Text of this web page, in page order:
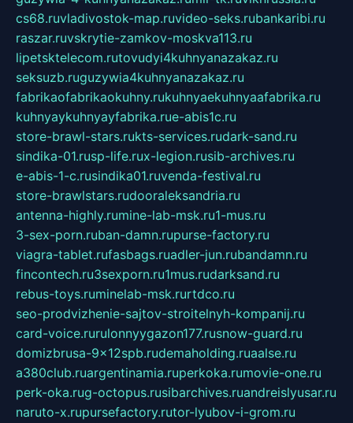
cs68.ruvladivostok-map.ruvideo-seks.rubankaribi.ru
raszar.ruvskrytie-zamkov-moskva113.ru
lipetsktelecom.rutovudyi4kuhnyanazakaz.ru
seksuzb.ruguzywia4kuhnyanazakaz.ru
fabrikaofabrikaokuhny.rukuhnyaekuhnyaafabrika.ru
kuhnyaykuhnyayfabrika.rue-abis1c.ru
store-brawl-stars.rukts-services.rudark-sand.ru
sindika-01.rusp-life.rux-legion.rusib-archives.ru
e-abis-1-c.rusindika01.ruvenda-festival.ru
store-brawlstars.rudooraleksandria.ru
antenna-highly.rumine-lab-msk.ru1-mus.ru
3-sex-porn.ruban-damn.rupurse-factory.ru
viagra-tablet.rufasbags.ruadler-jun.rubandamn.ru
fincontech.ru3sexporn.ru1mus.rudarksand.ru
rebus-toys.ruminelab-msk.rurtdco.ru
seo-prodvizhenie-sajtov-stroitelnyh-kompanij.ru
card-voice.rurulonnyygazon177.rusnow-guard.ru
domizbrusa-9x12spb.rudemaholding.ruaalse.ru
a380club.ruargentinamia.ruperkoka.rumovie-one.ru
perk-oka.rug-octopus.rusibarchives.ruandreislyusar.ru
naruto-x.rupursefactory.rutor-lyubov-i-grom.ru